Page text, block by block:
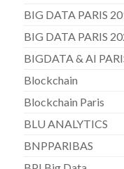
BIG DATA PARIS
BIG DATA PARIS
BIGDATA & AI
Blockchain
Blockchain Paris
BLU ANALYTICS
BNPPARIBAS